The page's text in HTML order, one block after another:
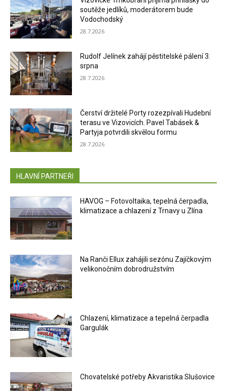
soutěže jedlíků, moderátorem bude
Vodochodský
28.7.2026
Rudolf Jelínek zahájí pěstitelské pálení 3.
srpna
28.7.2026
Čerství držitelé Porty rozezpívali Hudební
terasu ve Vizovicích. Pavel Tabásek &
Partyja potvrdili skvělou formu
28.7.2026
HLAVNÍ PARTNEŘI
HAVOG – Fotovoltaika, tepelná čerpadla,
klimatizace a chlazení z Trnavy u Zlína
Na Ranči Ellux zahájili sezónu Zajíčkovým
velikonočním dobrodružstvím
Chlazení, klimatizace a tepelná čerpadla
Gargulák
Chovatelské potřeby Akvaristika Slušovice